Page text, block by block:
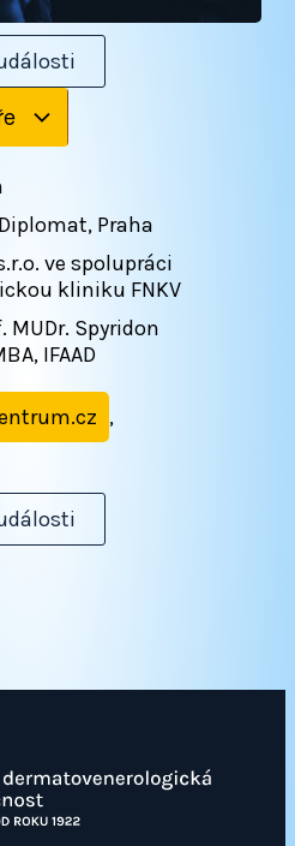
Praha
ve spolupráci
kliniku FNKV
MUDr. Spyridon
IFAAD
,